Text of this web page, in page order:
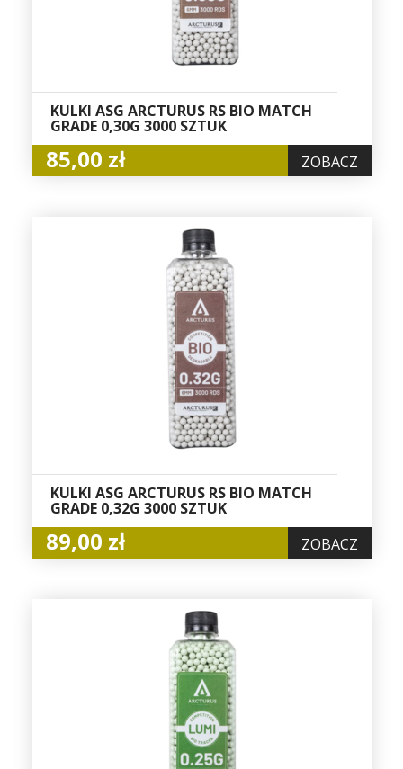
KULKI ASG ARCTURUS RS BIO MATCH
GRADE 0,30G 3000 SZTUK
85,00 zł ZOBACZ
KULKI ASG ARCTURUS RS BIO MATCH
GRADE 0,32G 3000 SZTUK
89,00 zł ZOBACZ